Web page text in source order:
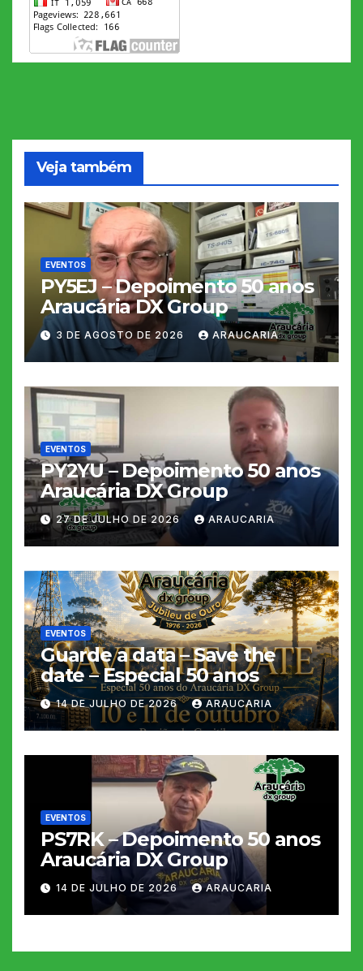
Veja também
EVENTOS
PY5EJ – Depoimento 50 anos
Araucária DX Group
3 DE AGOSTO DE 2026 ARAUCARIA
EVENTOS
PY2YU – Depoimento 50 anos
Araucária DX Group
27 DE JULHO DE 2026 ARAUCARIA
EVENTOS
Guarde a data – Save the
date – Especial 50 anos
14 DE JULHO DE 2026 ARAUCARIA
EVENTOS
PS7RK – Depoimento 50 anos
Araucária DX Group
14 DE JULHO DE 2026 ARAUCARIA